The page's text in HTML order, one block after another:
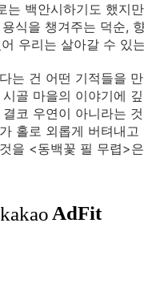
백안시하기도 했지
식을 챙겨주는 덕순,
우리는 살아갈 수 있
는 건 어떤 기적들을
골 마을의 이야기에
코 우연이 아니라는
홀로 외롭게 버텨내
을 <동백꽃 필 무렵>